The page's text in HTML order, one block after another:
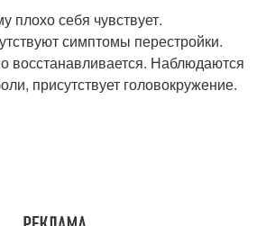
плохо себя чувствует.
симптомы перестройки.
восстанавливается. Наблюдаются
присутствует головокружение.